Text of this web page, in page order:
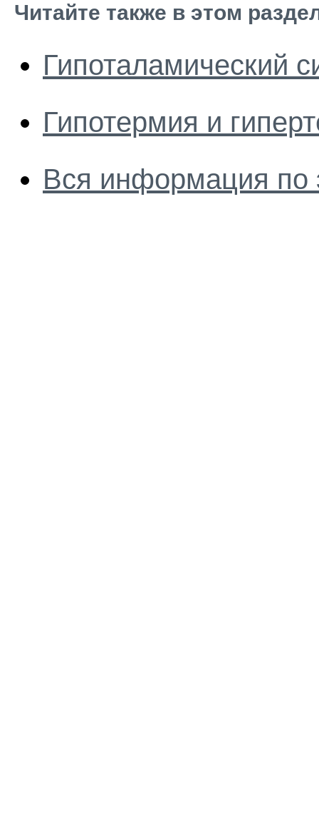
Читайте также в этом
Гипоталамический
Гипотермия и
Вся информация по